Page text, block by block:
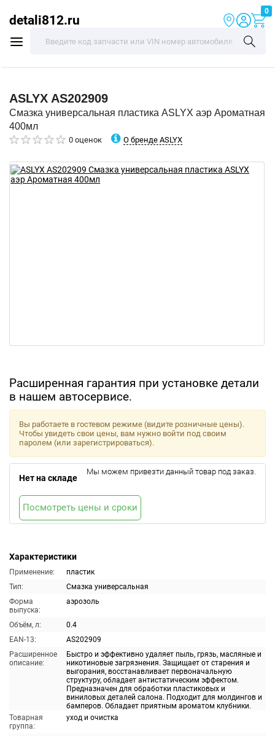
detali812.ru
0
ASLYX AS202909
Смазка универсальная пластика ASLYX аэр Ароматная
400мл
0 оценок О бренде ASLYX
Расширенная гарантия при установке детали
в нашем автосервисе.
Характеристики
Применение:
пластик
Тип:
Смазка универсальная
Форма
выпуска:
аэрозоль
Объём, л:
0.4
EAN-13:
AS202909
Расширенное
описание:
Быстро и эффективно удаляет пыль, грязь, масляные и
никотиновые загрязнения. Защищает от старения и
выгорания, восстанавливает первоначальную
структуру, обладает антистатическим эффектом.
Предназначен для обработки пластиковых и
виниловых деталей салона. Подходит для молдингов и
бамперов. Обладает приятным ароматом клубники.
Товарная
группа:
уход и очистка
Вы работаете в гостевом режиме (видите розничные цены).
Чтобы увидеть свои цены, вам нужно войти под своим
паролем (или зарегистрироваться).
Нет на складе
Мы можем привезти данный товар под заказ.
Посмотреть цены и сроки